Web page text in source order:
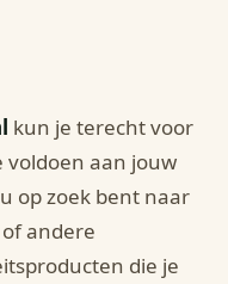
kun je terecht voor
voldoen aan jouw
op zoek bent naar
andere
die je